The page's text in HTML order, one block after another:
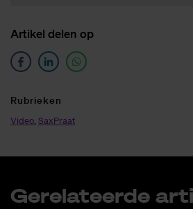
Ar­ti­kel de­len op
Ru­brie­ken
Video, SaxPraat
Ge­re­la­teer­de